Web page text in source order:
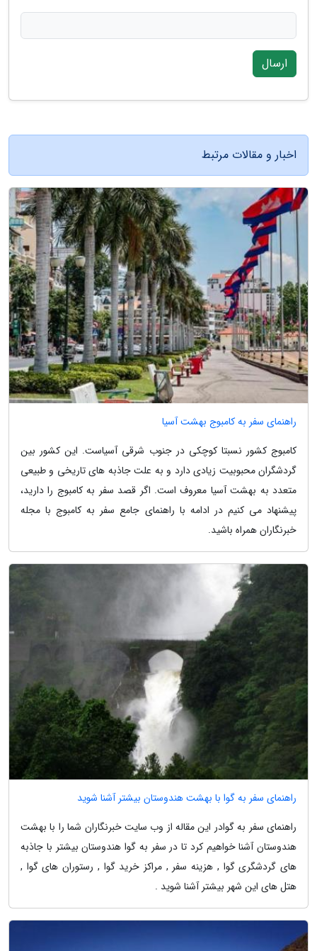
ارسال
اخبار و مقالات مرتبط
راهنمای سفر به کامبوج بهشت آسیا
کامبوج کشور نسبتا کوچکی در جنوب شرقی آسیاست. این کشور بین
گردشگران محبوبیت زیادی دارد و به علت جاذبه های تاریخی و طبیعی
متعدد به بهشت آسیا معروف است. اگر قصد سفر به کامبوج را دارید،
پیشنهاد می کنیم در ادامه با راهنمای جامع سفر به کامبوج با مجله
خبرنگاران همراه باشید.
راهنمای سفر به گوا با بهشت هندوستان بیشتر آشنا شوید
راهنمای سفر به گوادر این مقاله از وب سایت خبرنگاران شما را با بهشت
هندوستان آشنا خواهیم کرد تا در سفر به گوا هندوستان بیشتر با جاذبه
های گردشگری گوا , هزینه سفر , مراکز خرید گوا , رستوران های گوا ,
هتل های این شهر بیشتر آشنا شوید .